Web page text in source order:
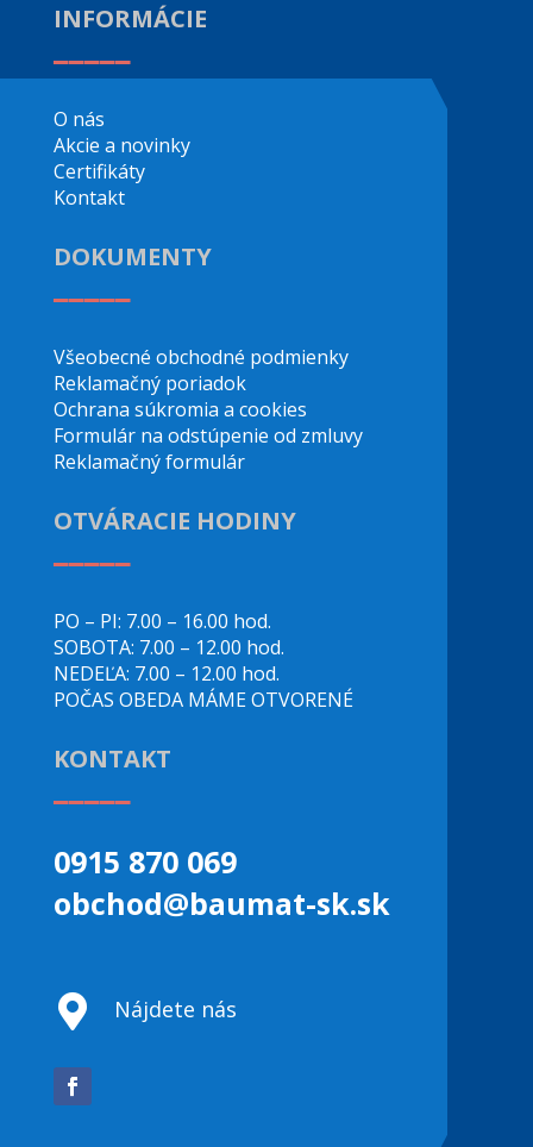
INFORMÁCIE
O nás
Akcie a novinky
Certifikáty
Kontakt
DOKUMENTY
Všeobecné obchodné podmienky
Reklamačný poriadok
Ochrana súkromia a cookies
Formulár na odstúpenie od zmluvy
Reklamačný formulár
OTVÁRACIE HODINY
PO – PI: 7.00 – 16.00 hod.
SOBOTA: 7.00 – 12.00 hod.
NEDEĽA: 7.00 – 12.00 hod.
POČAS OBEDA MÁME OTVORENÉ
KONTAKT
0915 870 069
obchod@baumat-sk.sk
 Nájdete nás